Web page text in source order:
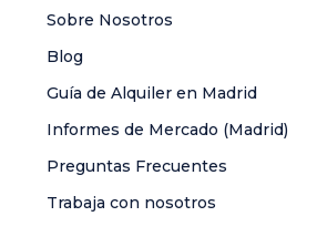
Sobre Nosotros
Blog
Guía de Alquiler en Madrid
Informes de Mercado (Madrid)
Preguntas Frecuentes
Trabaja con nosotros